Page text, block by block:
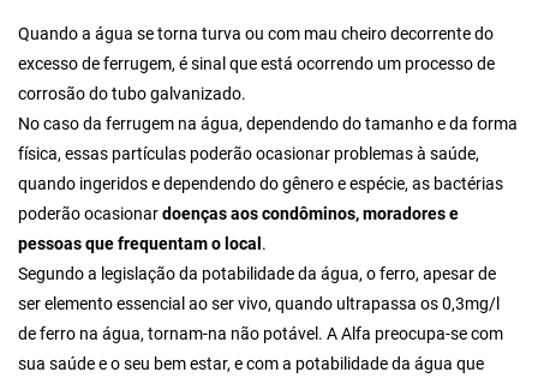
Quando a água se torna turva ou com mau cheiro decorrente do
excesso de ferrugem, é sinal que está ocorrendo um processo de
corrosão do tubo galvanizado.
No caso da ferrugem na água, dependendo do tamanho e da forma
física, essas partículas poderão ocasionar problemas à saúde,
quando ingeridos e dependendo do gênero e espécie, as bactérias
poderão ocasionardoenças aos condôminos, moradores e
pessoas que frequentam o local .
Segundo a legislação da potabilidade da água, o ferro, apesar de
ser elemento essencial ao ser vivo, quando ultrapassa os 0,3mg/l
de ferro na água, tornam-na não potável. A Alfa preocupa-se com
sua saúde e o seu bem estar, e com a potabilidade da água que